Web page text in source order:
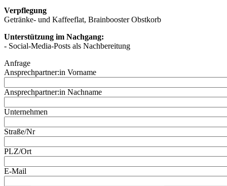
Verpflegung
Getränke- und Kaffeeflat, Brainbooster Obstkorb
Unterstützung im Nachgang:
- Social-Media-Posts als Nachbereitung
Anfrage
Ansprechpartner:in Vorname
Ansprechpartner:in Nachname
Unternehmen
Straße/Nr
PLZ/Ort
E-Mail